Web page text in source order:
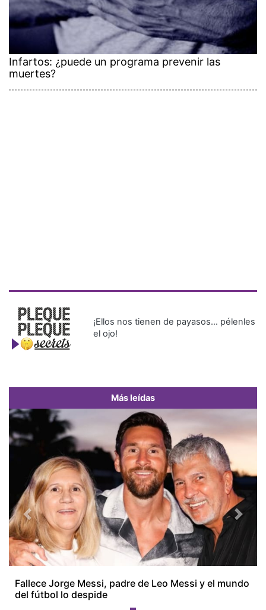
Infartos: ¿puede un programa prevenir las
muertes?
¡Ellos nos tienen de payasos… pélenles
el ojo!
Más leídas
Fallece Jorge Messi, padre de Leo Messi y el mundo
del fútbol lo despide
Previous Next